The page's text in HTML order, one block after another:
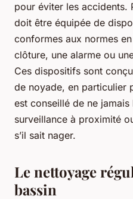
pour éviter les accidents.
doit être équipée de
conformes aux normes
clôture, une alarme ou
Ces dispositifs sont
de noyade, en particulier
est conseillé de ne
surveillance à proximité
s’il sait nager.
Le nettoyage
bassin